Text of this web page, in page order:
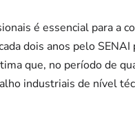
é essencial para a
dois anos pelo
que, no período de
industriais de nível